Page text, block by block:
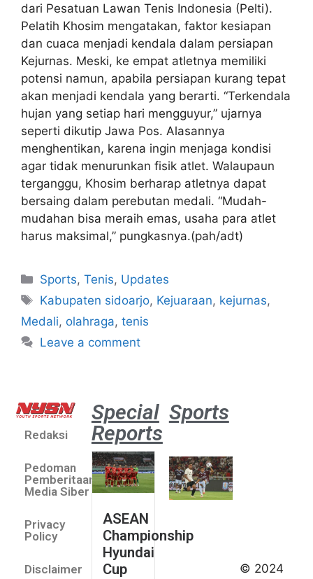
dari Pesatuan Lawan Tenis Indonesia (Pelti).
Pelatih Khosim mengatakan, faktor kesiapan
dan cuaca menjadi kendala dalam persiapan
Kejurnas. Meski, ke empat atletnya memiliki
potensi namun, apabila persiapan kurang tepat
akan menjadi kendala yang berarti. “Terkendala
hujan yang setiap hari mengguyur,” ujarnya
seperti dikutip Jawa Pos. Alasannya
menghentikan, karena ingin menjaga kondisi
agar tidak menurunkan fisik atlet. Walaupaun
terganggu, Khosim berharap atletnya dapat
bersaing dalam perebutan medali. “Mudah-
mudahan bisa meraih emas, usaha para atlet
harus maksimal,” pungkasnya.(pah/adt)
Sports,Tenis, Updates
Kabupaten sidoarjo, Kejuaraan, kejurnas,
Medali, olahraga, tenis
Leave a comment
Redaksi
Pedoman
Pemberitaan
Media Siber
Privacy
Policy
Disclaimer
Special
Reports
ASEAN
Championship
Hyundai
Cup
Sports
umum
© 2024